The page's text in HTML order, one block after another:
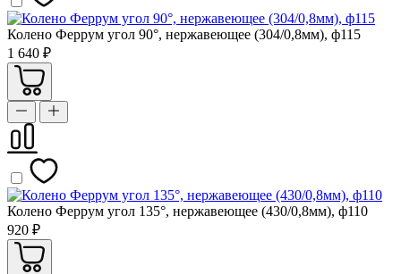
Колено Феррум угол 90°, нержавеющее (304/0,8мм), ф115
1 640 ₽
Колено Феррум угол 135°, нержавеющее (430/0,8мм), ф110
920 ₽